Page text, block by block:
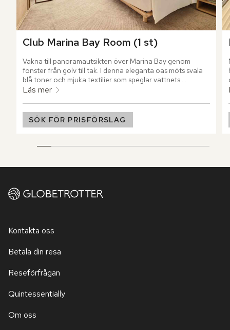
Club Marina Bay Room (1 st)
Vakna till panoramautsikten över Marina Bay genom
fönster från golv till tak. I denna eleganta oas möts svala
blå toner och mjuka textilier som speglar vattnets
skiftningar utanför. I detta boende får du tillgång till den
Läs mer
SÖK FÖR PRISFÖRSLAG
Kontakta oss
Betala din resa
Reseförfrågan
Quintessentially
Om oss